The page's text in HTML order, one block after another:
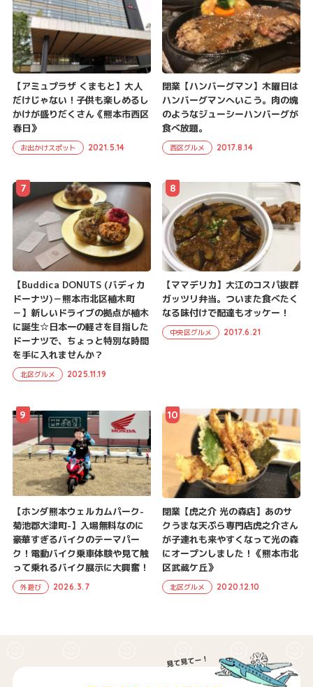
【アミュプラザ くまもと】大人
だけじゃない！子供も楽しめるし
かけが盛りだくさん《熊本市西区
春日》
お出かけスポット 2021.5.14
閉業【ハンバーグマン】木曜日は
ハンバーグマンへいこう。肉の塊
のようなジューシーハンバーグが
食べ放題。
西区グルメ 2017.8.14
【Buddica DONUTS (バディカ
ドーナツ)－熊本市北区植木町
－】新しいドライブの拠点が植木
に誕生☆日本一の軽さを目指した
ドーナツで、ちょっと特別な時間
を手に入れませんか？
北区グルメ 2025.11.19
7
【ママデリカ】大江のコスパ抜群
ガッツリ弁当。ついまた食べたく
なる味付けで配達もオッケー！
中央区グルメ 2017.6.21
8
【ホンダ熊本ウェルカムパーク-
菊池郡大津町-】入場無料なのに
豪華すぎるバイクのテーマパー
ク！電動バイク乗車体験や見て触
って乗れるバイク展示に大興奮！
外遊び 2026.3.7
9
閉業【虎之介 光の森店】あのサ
クうまな天ぷら専門店虎之介さん
が子連れも来やすくなって光の森
にオープンしました！《熊本市北
区武蔵ケ丘》
北区グルメ 2020.12.10
10